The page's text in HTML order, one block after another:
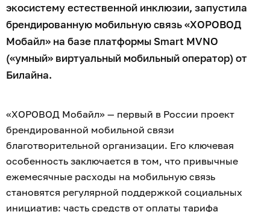
экосистему естественной инклюзии, запустила
брендированную мобильную связь «ХОРОВОД
Мобайл» на базе платформы Smart MVNO
(«умный» виртуальный мобильный оператор) от
Билайна.
«ХОРОВОД Мобайл» — первый в России проект
брендированной мобильной связи
благотворительной организации. Его ключевая
особенность заключается в том, что привычные
ежемесячные расходы на мобильную связь
становятся регулярной поддержкой социальных
инициатив: часть средств от оплаты тарифа